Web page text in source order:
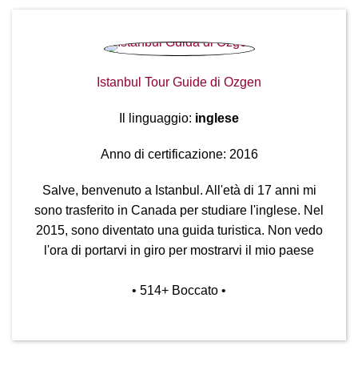
Istanbul Tour Guide di Ozgen
Il linguaggio: inglese
Anno di certificazione: 2016
Salve, benvenuto a Istanbul. All'età di 17 anni mi
sono trasferito in Canada per studiare l'inglese. Nel
2015, sono diventato una guida turistica. Non vedo
l'ora di portarvi in giro per mostrarvi il mio paese
• 514+ Boccato •